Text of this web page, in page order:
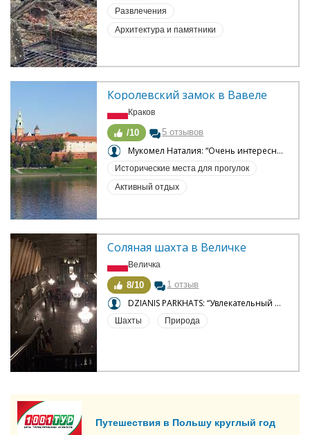
Развлечения
Архитектура и памятники
Королевский замок в Вавеле
Краков
/10 5 отзывов
Мукомел Наталия: “Очень интересная архитектурная памятка города Кракова”
Исторические места для прогулок
Активный отдых
Соляная шахта в Величке
Величка
8/10 1 отзыв
DZIANIS PARKHATS: “Увлекательный подземный мир”
Шахты Природа
Путешествия в Польшу круглый год